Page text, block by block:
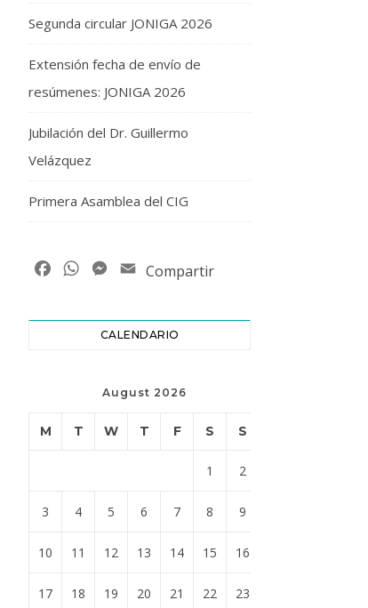
Segunda circular JONIGA 2026
Extensión fecha de envío de
resúmenes: JONIGA 2026
Jubilación del Dr. Guillermo
Velázquez
Primera Asamblea del CIG
FacebookWhatsAppMessenger
Email
Compartir
CALENDARIO
August 2026
M T W T F S S
1 2
3 4 5 6 7 8 9
10 11 12 13 14 15 16
17 18 19 20 21 22 23